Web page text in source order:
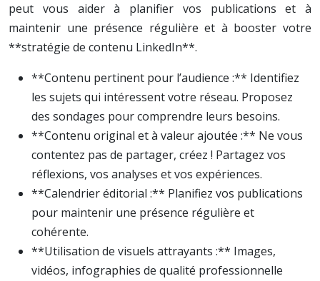
peut vous aider à planifier vos publications et à
maintenir une présence régulière et à booster votre
**stratégie de contenu LinkedIn**.
**Contenu pertinent pour l’audience :** Identifiez
les sujets qui intéressent votre réseau. Proposez
des sondages pour comprendre leurs besoins.
**Contenu original et à valeur ajoutée :** Ne vous
contentez pas de partager, créez ! Partagez vos
réflexions, vos analyses et vos expériences.
**Calendrier éditorial :** Planifiez vos publications
pour maintenir une présence régulière et
cohérente.
**Utilisation de visuels attrayants :** Images,
vidéos, infographies de qualité professionnelle